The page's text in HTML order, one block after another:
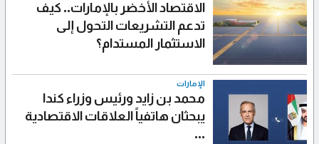
الاقتصاد الأخضر بالإمارات.. كيف
تدعم التشريعات التحول إلى
الاستثمار المستدام؟
الإمارات
محمد بن زايد ورئيس وزراء كندا
يبحثان هاتفياً العلاقات الاقتصادية
...